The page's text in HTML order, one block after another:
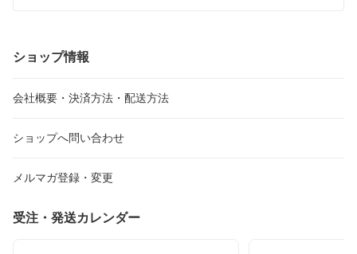
ショップ情報
会社概要・決済方法・配送方法
ショップへ問い合わせ
メルマガ登録・変更
受注・発送カレンダー